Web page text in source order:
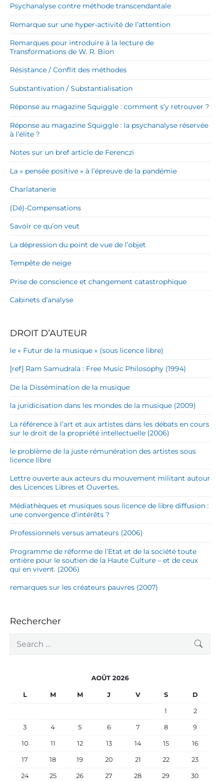
Psychanalyse contre méthode transcendantale
Remarque sur une hyper-activité de l’attention
Remarques pour introduire à la lecture de
Transformations de W. R. Bion
Résistance / Conflit des méthodes
Substantivation / Substantialisation
Réponse au magazine Squiggle : comment s’y retrouver ?
Réponse au magazine Squiggle : la psychanalyse réservée
à l’élite ?
Notes sur un bref article de Ferenczi
La « pensée positive » à l’épreuve de la pandémie
Charlatanerie
(Dé)-Compensations
Savoir ce qu’on veut
La dépression du point de vue de l’objet
Tempête de neige
Prise de conscience et changement catastrophique
Cabinets d’analyse
DROIT D’AUTEUR
le « Futur de la musique » (sous licence libre)
[ref] Ram Samudrala : Free Music Philosophy (1994)
De la Dissémination de la musique
la juridicisation dans les mondes de la musique (2009)
La référence à l’art et aux artistes dans les débats en cours
sur le droit de la propriété intellectuelle (2006)
le problème de la juste rémunération des artistes sous
licence libre
Lettre ouverte aux acteurs du mouvement militant autour
des Licences Libres et Ouvertes.
Médiathèques et musiques sous licence de libre diffusion :
une convergence d’intérêts ?
Professionnels versus amateurs (2006)
Programme de réforme de l’Etat et de la société toute
entière pour le soutien de la Haute Culture – et de ceux
qui en vivent. (2006)
remarques sur les créateurs pauvres (2007)
Rechercher
a
AOÛT 2026
L M M J V S D
1 2
3 4 5 6 7 8 9
10 11 12 13 14 15 16
17 18 19 20 21 22 23
24 25 26 27 28 29 30